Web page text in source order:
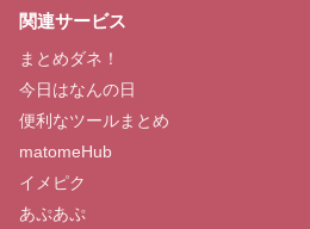
関連サービス
まとめダネ！
今日はなんの日
便利なツールまとめ
matomeHub
イメピク
あぷあぷ